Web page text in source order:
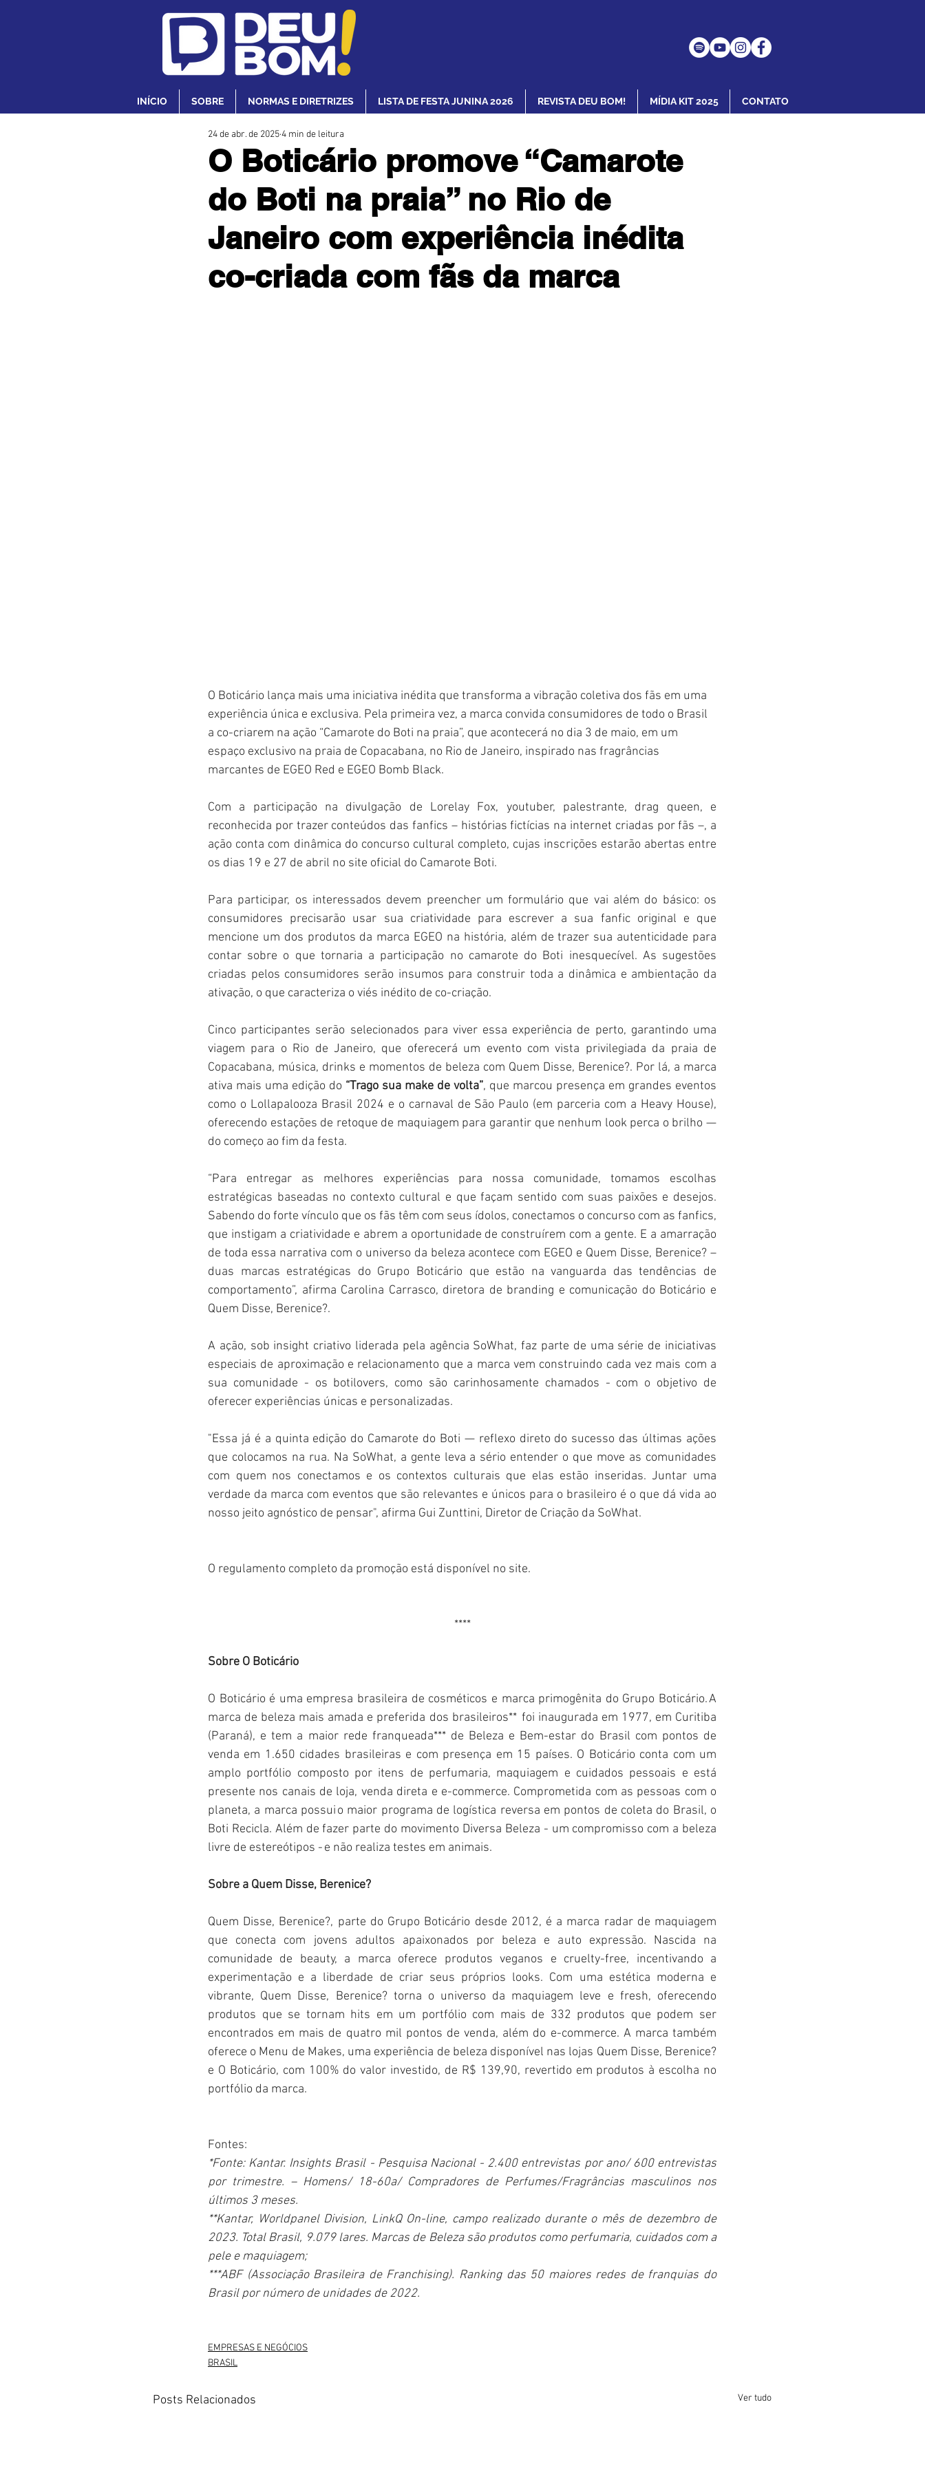
INÍCIO SOBRE NORMAS E DIRETRIZES LISTA DE FESTA JUNINA 2026 REVISTA DEU BOM! MÍDIA KIT 2025 CONTATO
O Boticário promove “Camarote
do Boti na praia” no Rio de
Janeiro com experiência inédita
co-criada com fãs da marca
24 de abr. de 20254 min de leitura
O Boticário lança mais uma iniciativa inédita que transforma a vibração coletiva dos fãs em uma
experiência única e exclusiva. Pela primeira vez, a marca convida consumidores de todo o Brasil
a co-criarem na ação “Camarote do Boti na praia”, que acontecerá no dia 3 de maio, em um
espaço exclusivo na praia de Copacabana, no Rio de Janeiro, inspirado nas fragrâncias
marcantes de EGEO Red e EGEO Bomb Black.
Com a participação na divulgação de Lorelay Fox, youtuber, palestrante, drag queen, e
reconhecida por trazer conteúdos das fanfics – histórias fictícias na internet criadas por fãs –, a
ação conta com dinâmica do concurso cultural completo, cujas inscrições estarão abertas entre
os dias 19 e 27 de abril no site oficial do Camarote Boti.
Para participar, os interessados devem preencher um formulário que vai além do básico: os
consumidores precisarão usar sua criatividade para escrever a sua fanfic original e que
mencione um dos produtos da marca EGEO na história, além de trazer sua autenticidade para
contar sobre o que tornaria a participação no camarote do Boti inesquecível. As sugestões
criadas pelos consumidores serão insumos para construir toda a dinâmica e ambientação da
ativação, o que caracteriza o viés inédito de co-criação.
Cinco participantes serão selecionados para viver essa experiência de perto, garantindo uma
viagem para o Rio de Janeiro, que oferecerá um evento com vista privilegiada da praia de
Copacabana, música, drinks e momentos de beleza com Quem Disse, Berenice?. Por lá, a marca
ativa mais uma edição do “Trago sua make de volta”, que marcou presença em grandes eventos
como o Lollapalooza Brasil 2024 e o carnaval de São Paulo (em parceria com a Heavy House),
oferecendo estações de retoque de maquiagem para garantir que nenhum look perca o brilho —
do começo ao fim da festa.
“Para entregar as melhores experiências para nossa comunidade, tomamos escolhas
estratégicas baseadas no contexto cultural e que façam sentido com suas paixões e desejos.
Sabendo do forte vínculo que os fãs têm com seus ídolos, conectamos o concurso com as fanfics,
que instigam a criatividade e abrem a oportunidade de construírem com a gente. E a amarração
de toda essa narrativa com o universo da beleza acontece com EGEO e Quem Disse, Berenice? –
duas marcas estratégicas do Grupo Boticário que estão na vanguarda das tendências de
comportamento”, afirma Carolina Carrasco, diretora de branding e comunicação do Boticário e
Quem Disse, Berenice?.
A ação, sob insight criativo liderada pela agência SoWhat, faz parte de uma série de iniciativas
especiais de aproximação e relacionamento que a marca vem construindo cada vez mais com a
sua comunidade - os botilovers, como são carinhosamente chamados - com o objetivo de
oferecer experiências únicas e personalizadas.
"Essa já é a quinta edição do Camarote do Boti — reflexo direto do sucesso das últimas ações
que colocamos na rua. Na SoWhat, a gente leva a sério entender o que move as comunidades
com quem nos conectamos e os contextos culturais que elas estão inseridas. Juntar uma
verdade da marca com eventos que são relevantes e únicos para o brasileiro é o que dá vida ao
nosso jeito agnóstico de pensar", afirma Gui Zunttini, Diretor de Criação da SoWhat.
O regulamento completo da promoção está disponível no site.
****
Sobre O Boticário
O Boticário é uma empresa brasileira de cosméticos e marca primogênita do Grupo Boticário. A
marca de beleza mais amada e preferida dos brasileiros**  foi inaugurada em 1977, em Curitiba
(Paraná), e tem a maior rede franqueada*** de Beleza e Bem-estar do Brasil com pontos de
venda em 1.650 cidades brasileiras e com presença em 15 países. O Boticário conta com um
amplo portfólio composto por itens de perfumaria, maquiagem e cuidados pessoais e está
presente nos canais de loja, venda direta e e-commerce. Comprometida com as pessoas com o
planeta, a marca possui o maior programa de logística reversa em pontos de coleta do Brasil, o
Boti Recicla. Além de fazer parte do movimento Diversa Beleza - um compromisso com a beleza
livre de estereótipos - e não realiza testes em animais.
Sobre a Quem Disse, Berenice?
Quem Disse, Berenice?, parte do Grupo Boticário desde 2012, é a marca radar de maquiagem
que conecta com jovens adultos apaixonados por beleza e auto expressão. Nascida na
comunidade de beauty, a marca oferece produtos veganos e cruelty-free, incentivando a
experimentação e a liberdade de criar seus próprios looks. Com uma estética moderna e
vibrante, Quem Disse, Berenice? torna o universo da maquiagem leve e fresh, oferecendo
produtos que se tornam hits em um portfólio com mais de 332 produtos que podem ser
encontrados em mais de quatro mil pontos de venda, além do e-commerce. A marca também
oferece o Menu de Makes, uma experiência de beleza disponível nas lojas Quem Disse, Berenice?
e O Boticário, com 100% do valor investido, de R$ 139,90, revertido em produtos à escolha no
portfólio da marca.
Fontes:
*Fonte: Kantar. Insights Brasil - Pesquisa Nacional - 2.400 entrevistas por ano/ 600 entrevistas
por trimestre. – Homens/ 18-60a/ Compradores de Perfumes/Fragrâncias masculinos nos
últimos 3 meses.
**Kantar, Worldpanel Division, LinkQ On-line, campo realizado durante o mês de dezembro de
2023. Total Brasil, 9.079 lares. Marcas de Beleza são produtos como perfumaria, cuidados com a
pele e maquiagem;
***ABF (Associação Brasileira de Franchising). Ranking das 50 maiores redes de franquias do
Brasil por número de unidades de 2022.
EMPRESAS E NEGÓCIOS
BRASIL
Posts Relacionados Ver tudo